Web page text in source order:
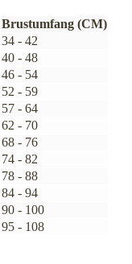
Brustumfang (CM)
34 - 42
40 - 48
46 - 54
52 - 59
57 - 64
62 - 70
68 - 76
74 - 82
78 - 88
84 - 94
90 - 100
95 - 108